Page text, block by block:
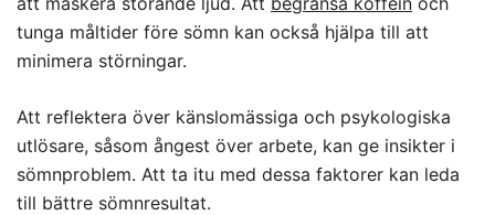
tunga måltider före sömn kan också hjälpa till att
minimera störningar.
Att reflektera över känslomässiga och psykologiska
utlösare, såsom ångest över arbete, kan ge insikter i
sömnproblem. Att ta itu med dessa faktorer kan leda
till bättre sömnresultat.